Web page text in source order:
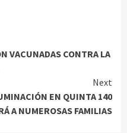
VACUNADAS CONTRA LA
Next
EN QUINTA 140
A NUMEROSAS FAMILIAS